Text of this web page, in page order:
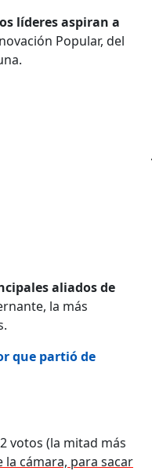
líderes aspiran a
Popular, del
aliados de
la más
que partió de
votos (la mitad más
la cámara, para sacar